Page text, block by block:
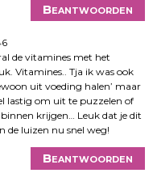
Beantwoorden
de vitamines met het
Vitamines.. Tja ik was ook
uit voeding halen’ maar
lastig om uit te puzzelen of
krijgen… Leuk dat je dit
de luizen nu snel weg!
Beantwoorden